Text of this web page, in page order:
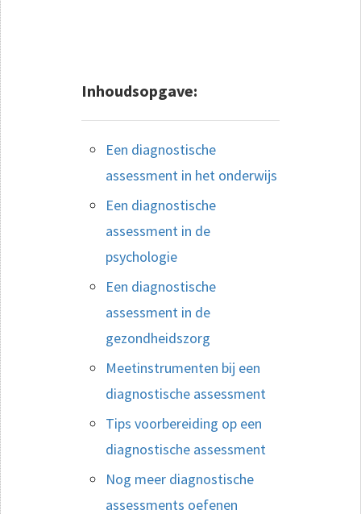
Inhoudsopgave:
Een diagnostische
assessment in het onderwijs
Een diagnostische
assessment in de
psychologie
Een diagnostische
assessment in de
gezondheidszorg
Meetinstrumenten bij een
diagnostische assessment
Tips voorbereiding op een
diagnostische assessment
Nog meer diagnostische
assessments oefenen